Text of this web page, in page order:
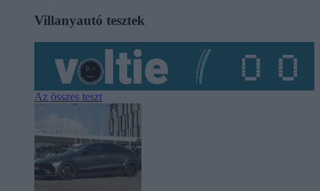
Villanyautó tesztek
Az összes teszt